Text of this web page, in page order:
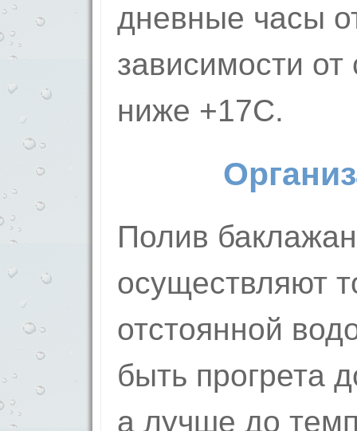
дневные часы
зависимости
ниже +17С.
Полив
осуществляют
отстоянной
быть прогрета
а лучше до